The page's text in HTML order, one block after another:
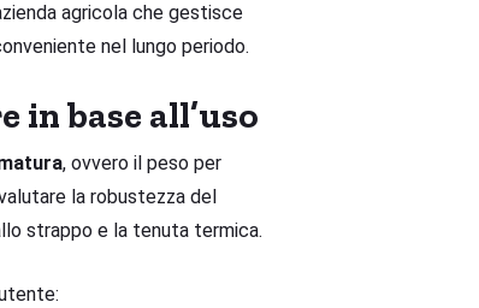
agricola che gestisce
nel lungo periodo.
in base all’uso
, ovvero il peso per
la robustezza del
strappo e la tenuta termica.